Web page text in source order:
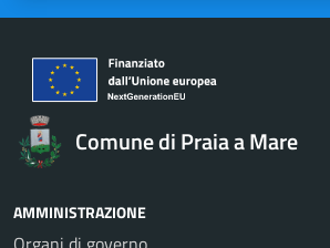
Comune di Praia a Mare
AMMINISTRAZIONE